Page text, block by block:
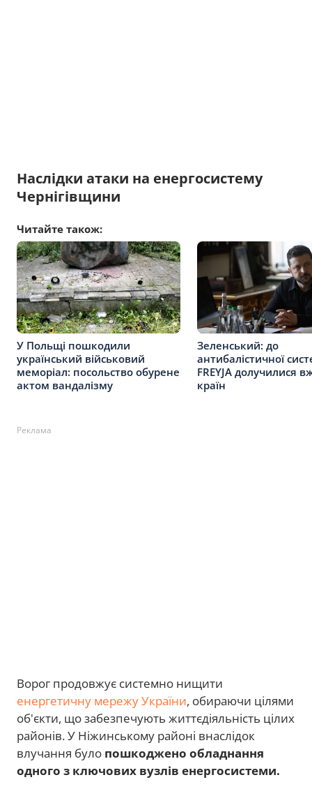
Наслідки атаки на енергосистему
Чернігівщини
Читайте також:
У Польщі пошкодили
український військовий
меморіал: посольство обурене
актом вандалізму
Зеленський: до
антибалістичної
FREYJA долучилися
країн
Реклама
Ворог продовжує системно нищити
енергетичну мережу України, обираючи цілями
об'єкти, що забезпечують життєдіяльність цілих
районів. У Ніжинському районі внаслідок
влучання було пошкоджено обладнання
одного з ключових вузлів енергосистеми.